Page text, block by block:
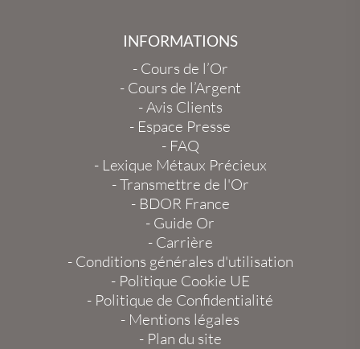
INFORMATIONS
- Cours de l’Or
- Cours de l’Argent
-Avis Clients
- Espace Presse
- FAQ
- Lexique Métaux Précieux
-Transmettre de l'Or
- BDOR France
- Guide Or
- Carrière
- Conditions générales d'utilisation
- Politique Cookie UE
- Politique de Confidentialité
- Mentions légales
- Plan du site